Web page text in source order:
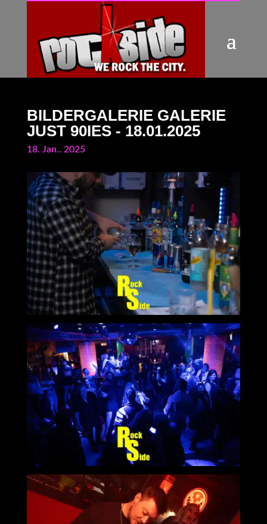
BILDERGALERIE GALERIE
JUST 90IES - 18.01.2025
18. Jan.. 2025